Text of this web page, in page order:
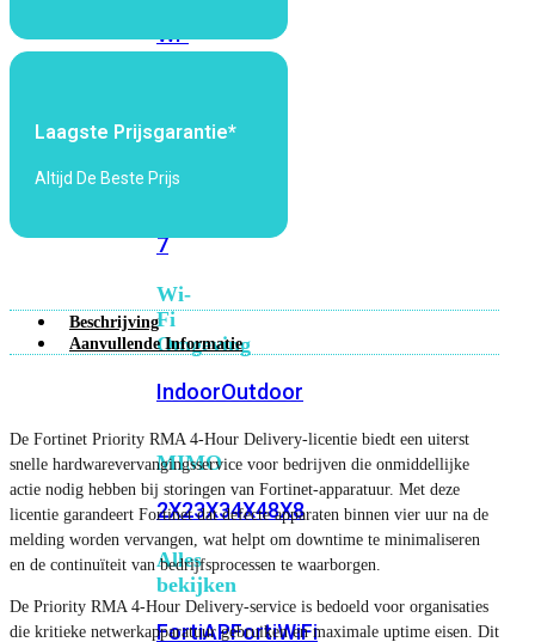
Wi-
6Wi-
Fi
6E
7
Wi-
Fi
Omgeving
IndoorOutdoor
MIMO
2X23X34X48X8
Alles
bekijken
FortiAPFortiWiFi
Laagste Prijsgarantie*
Altijd De Beste Prijs
Beschrijving
Aanvullende Informatie
De Fortinet Priority RMA 4-Hour Delivery-licentie biedt een uiterst
snelle hardwarevervangingsservice voor bedrijven die onmiddellijke
actie nodig hebben bij storingen van Fortinet-apparatuur. Met deze
licentie garandeert Fortinet dat defecte apparaten binnen vier uur na de
melding worden vervangen, wat helpt om downtime te minimaliseren
en de continuïteit van bedrijfsprocessen te waarborgen.
De Priority RMA 4-Hour Delivery-service is bedoeld voor organisaties
die kritieke netwerkapparatuur gebruiken en maximale uptime eisen. Dit